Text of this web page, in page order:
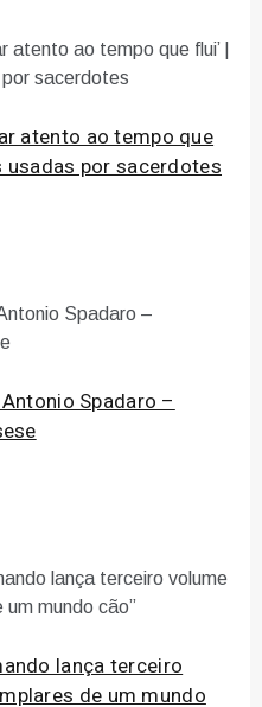
atento ao tempo que
usadas por sacerdotes
Spadaro –
lança terceiro
de um mundo